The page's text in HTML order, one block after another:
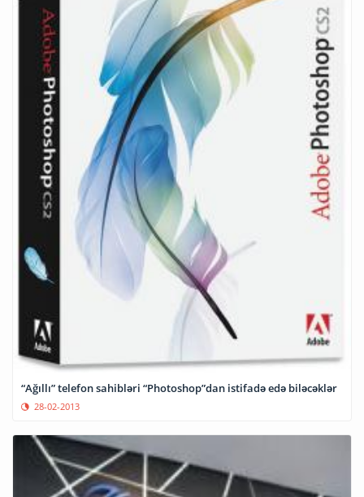
“Ağıllı” telefon sahibləri “Photoshop”dan istifadə edə biləcəklər
28-02-2013